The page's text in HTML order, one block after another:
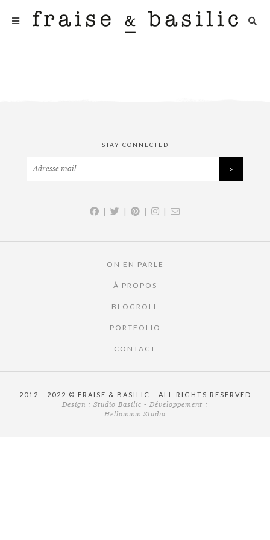
STAY CONNECTED
| | | |
ON EN PARLE
À PROPOS
BLOGROLL
PORTFOLIO
CONTACT
2012 - 2022 © FRAISE & BASILIC - ALL RIGHTS RESERVED
Design : Studio Basilic - Développement :
Hellowww Studio